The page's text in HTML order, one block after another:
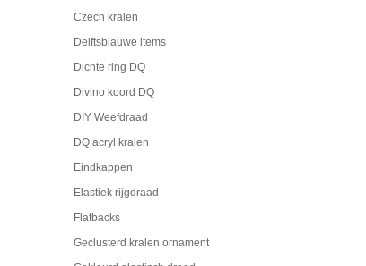
Czech kralen
Delftsblauwe items
Dichte ring DQ
Divino koord DQ
DIY Weefdraad
DQ acryl kralen
Eindkappen
Elastiek rijgdraad
Flatbacks
Geclusterd kralen ornament